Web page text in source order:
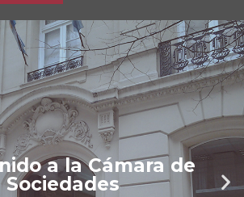
a la Cámara de
Sociedades